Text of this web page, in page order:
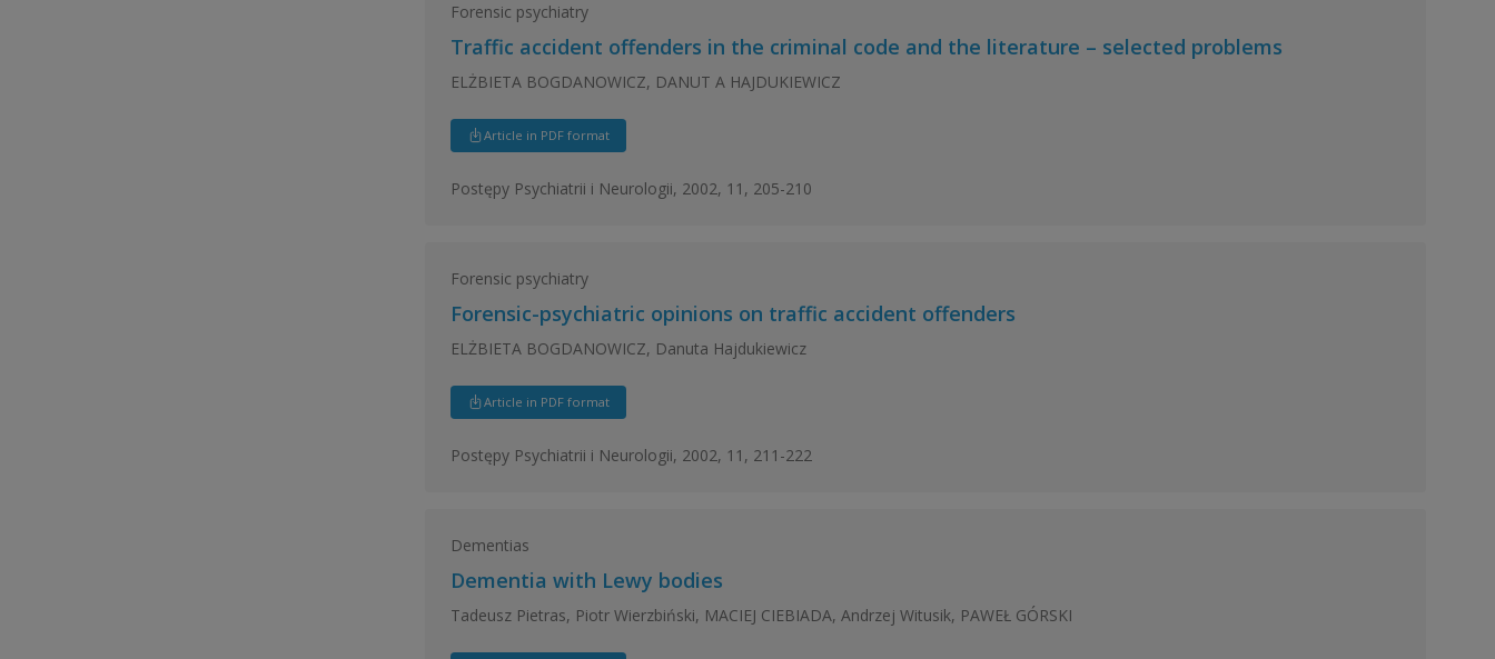
Forensic psychiatry
Traffic accident offenders in the criminal code and the literature – selected problems
ELŻBIETA BOGDANOWICZ, DANUT A HAJDUKIEWICZ
Article in PDF format
Postępy Psychiatrii i Neurologii, 2002, 11, 205-210
Forensic psychiatry
Forensic-psychiatric opinions on traffic accident offenders
ELŻBIETA BOGDANOWICZ, Danuta Hajdukiewicz
Article in PDF format
Postępy Psychiatrii i Neurologii, 2002, 11, 211-222
Dementias
Dementia with Lewy bodies
Tadeusz Pietras, Piotr Wierzbiński, MACIEJ CIEBIADA, Andrzej Witusik, PAWEŁ GÓRSKI